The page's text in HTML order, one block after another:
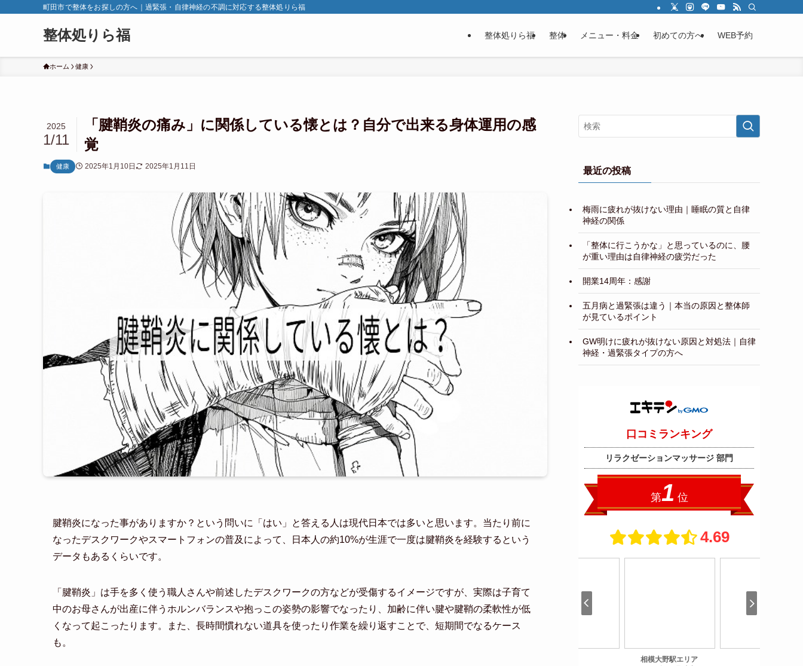
町田市で整体をお探しの方へ｜過緊張・自律神経の不調に対応する整体処りら福
整体処りら福 整体処りら福 整体 メニュー・料金 初めての方へ WEB予約
ホーム 健康
「腱鞘炎の痛み」に関係している懐とは？自分で出来る身体運用の感
覚
2025
1/11
健康 2025年1月10日 2025年1月11日
腱鞘炎になった事がありますか？という問いに「はい」と答える人は現代日本では多いと思います。当たり前に
なったデスクワークやスマートフォンの普及によって、日本人の約10%が生涯で一度は腱鞘炎を経験するという
データもあるくらいです。
「腱鞘炎」は手を多く使う職人さんや前述したデスクワークの方などが受傷するイメージですが、実際は子育て
中のお母さんが出産に伴うホルンバランスや抱っこの姿勢の影響でなったり、加齢に伴い腱や腱鞘の柔軟性が低
くなって起こったります。また、長時間慣れない道具を使ったり作業を繰り返すことで、短期間でなるケース
も。
最近の投稿
梅雨に疲れが抜けない理由｜睡眠の質と自律
神経の関係
「整体に行こうかな」と思っているのに、腰
が重い理由は自律神経の疲労だった
開業14周年：感謝
五月病と過緊張は違う｜本当の原因と整体師
が見ているポイント
GW明けに疲れが抜けない原因と対処法｜自律
神経・過緊張タイプの方へ